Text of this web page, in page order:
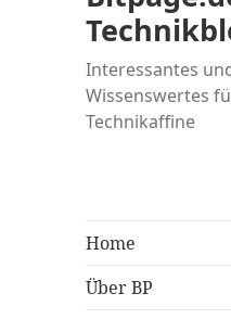
Interessantes
Wissenswertes
Technikaffine
Home
Über BP